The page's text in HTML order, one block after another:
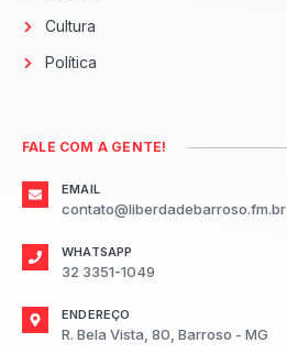
Cultura
Política
FALE COM A GENTE!
EMAIL
contato@liberdadebarroso.fm.br
WHATSAPP
32 3351-1049
ENDEREÇO
R. Bela Vista, 80, Barroso - MG